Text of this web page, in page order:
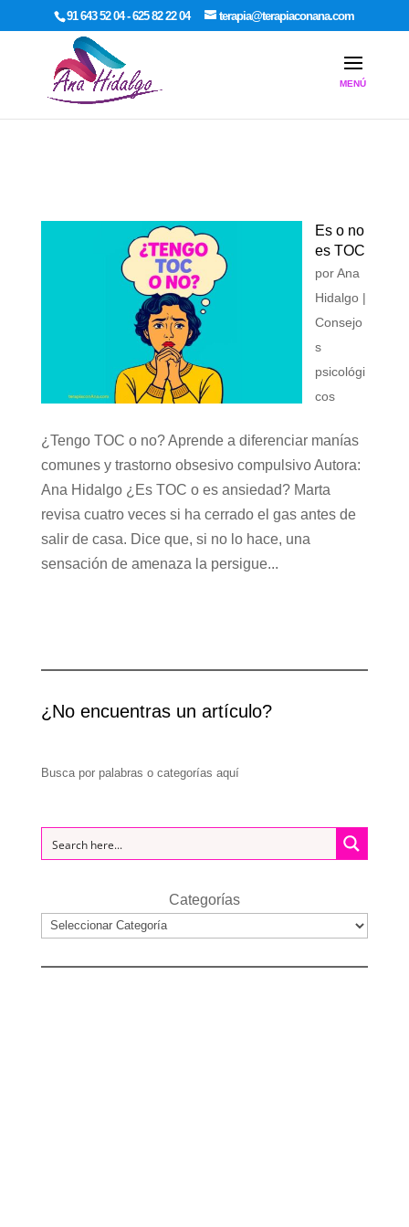
google-site-verification: google7dcda757e565a307.html
91 643 52 04 - 625 82 22 04 terapia@terapiaconana.com
Es o no
es TOC
porAna
Hidalgo|
Consejo
s
psicológi
cos
¿Tengo TOC o no? Aprende a diferenciar manías
comunes y trastorno obsesivo compulsivo Autora:
Ana Hidalgo ¿Es TOC o es ansiedad? Marta
revisa cuatro veces si ha cerrado el gas antes de
salir de casa. Dice que, si no lo hace, una
sensación de amenaza la persigue...
¿No encuentras un artículo?
Busca por palabras o categorías aquí
Categorías